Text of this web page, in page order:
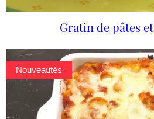
Gratin de pâtes
Nouveautés